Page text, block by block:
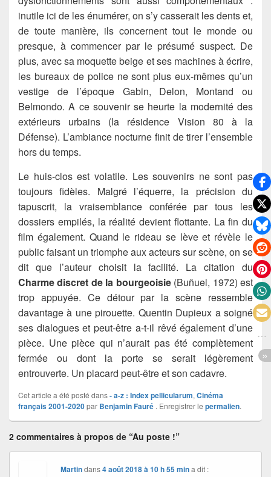
inutile ici de les énumérer, on s’y casserait les dents et,
de toute manière, ils concernent tout le monde ou
presque, à commencer par le présumé suspect. De
plus, avec sa moquette beige et ses machines à écrire,
les bureaux de police ne sont plus eux-mêmes qu’un
vestige de l’époque Gabin, Delon, Montand ou
Belmondo. A ce souvenir se heurte la modernité des
extérieurs urbains (la résidence Vision 80 à la
Défense). L’ambiance nocturne finit de tirer l’ensemble
hors du temps.
Le huis-clos est volatile. Les souvenirs ne sont pas
toujours fidèles. Malgré l’équerre, la précision du
tapuscrit, la vraisemblance conférée par tous les
dossiers empilés, la réalité devient flottante. La fin du
film également. Quand le rideau se lève et révèle le
public faisant un triomphe aux acteurs sur scène, on se
dit que l’auteur choisit la facilité. La citation du
Charme discret de la bourgeoisie(Buñuel, 1972) est
trop appuyée. Ce détour par la scène ressemble
davantage à une pirouette. Quentin Dupieux a soigné
ses dialogues et peut-être a-t-il rêvé également d’une
pièce. Une pièce qui n’aurait pas été complètement
fermée ou dont la porte se serait légèrement
entrouverte. Un placard peut-être et son cadavre.
Cet article a été posté dans- a-z : Index pellicularum,Cinéma
français 2001-2020par Benjamin Fauré . Enregistrer le permalien.
2 commentaires à propos de “Au poste !”
Martindans4 août 2018 à 10 h 55 min a dit :